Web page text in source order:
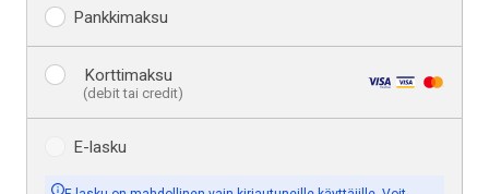
Pankkimaksu
Korttimaksu
(debit tai credit)
E-lasku